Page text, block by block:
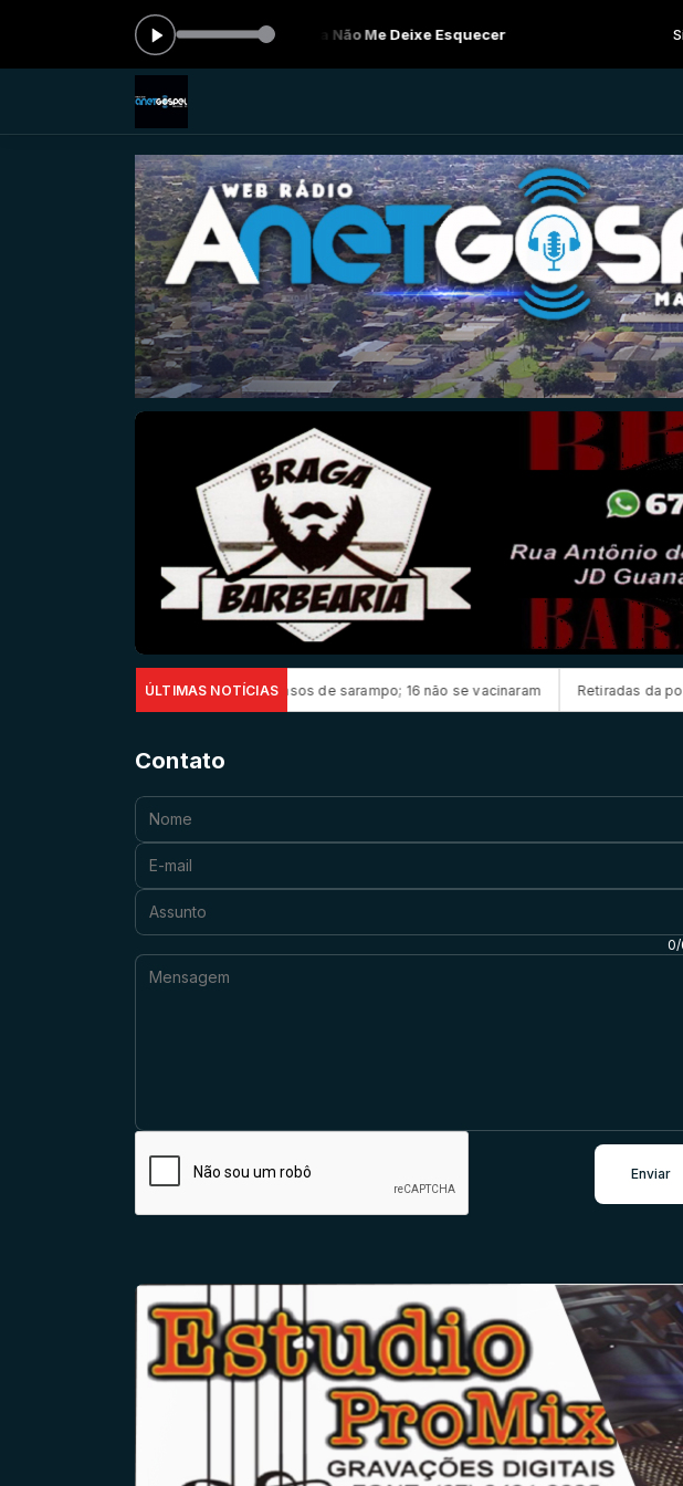
agora: Valesca Mayssa Não Me Deixe Esquecer Sintonia
ÚLTIMAS NOTÍCIAS
Paulo confirma 23 casos de sarampo; 16 não se vacinaram Retiradas da poupança superam
Contato
Nome:
E-mail:
Assunto:
Enviar